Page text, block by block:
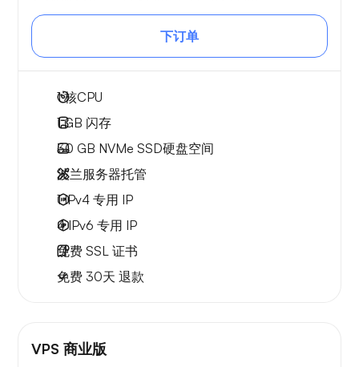
下订单
1核CPU
1 GB 闪存
30 GB NVMe SSD硬盘空间
波兰服务器托管
1 IPv4 专用 IP
4 IPv6 专用 IP
免费 SSL 证书
免费 30天 退款
VPS 商业版